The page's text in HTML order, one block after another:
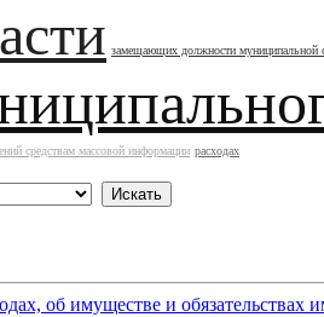
замещающих должности муниципальной
средствам массовой информации расходах
об имуществе и